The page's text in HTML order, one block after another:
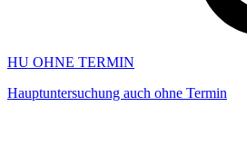
HU OHNE TERMIN
Hauptuntersuchung auch ohne Termin